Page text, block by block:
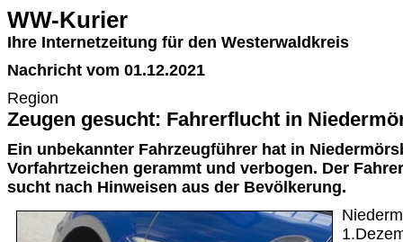
WW-Kurier
Ihre Internetzeitung für den Westerwaldkreis
Nachricht vom 01.12.2021
Region
Zeugen gesucht: Fahrerflucht in
Ein unbekannter Fahrzeugführer hat in
Vorfahrtzeichen gerammt und verbogen. Der
sucht nach Hinweisen aus der Bevölkerung.